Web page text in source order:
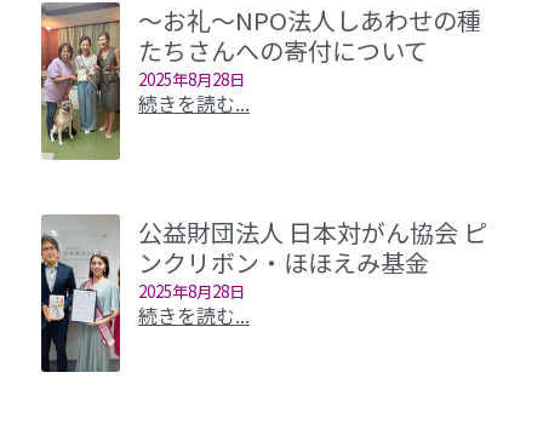
～お礼～NPO法人しあわせの種
たちさんへの寄付について
2025年8月28日
続きを読む...
公益財団法人 日本対がん協会 ピ
ンクリボン・ほほえみ基金
2025年8月28日
続きを読む...